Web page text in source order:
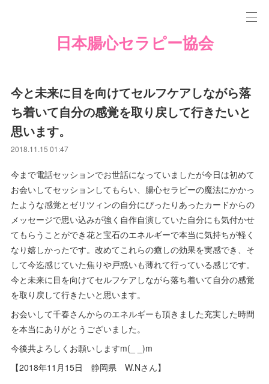
日本腸心セラピー協会
今と未来に目を向けてセルフケアしながら落
ち着いて自分の感覚を取り戻して行きたいと
思います。
2018.11.15 01:47
今まで電話セッションでお世話になっていましたが今日は初めて
お会いしてセッションしてもらい、腸心セラピーの魔法にかかっ
たような感覚とゼリツィンの自分にぴったりあったカードからの
メッセージで思い込みが強く自作自演していた自分にも気付かせ
てもらうことができ花と宝石のエネルギーで本当に気持ちが軽く
なり嬉しかったです。改めてこれらの癒しの効果を実感でき、そ
して今迄感じていた焦りや戸惑いも薄れて行っている感じです。
今と未来に目を向けてセルフケアしながら落ち着いて自分の感覚
を取り戻して行きたいと思います。
お会いして千春さんからのエネルギーも頂きました充実した時間
を本当にありがとうございました。
今後共よろしくお願いしますm(_ _)m
【2018年11月15日 静岡県 W.Nさん】